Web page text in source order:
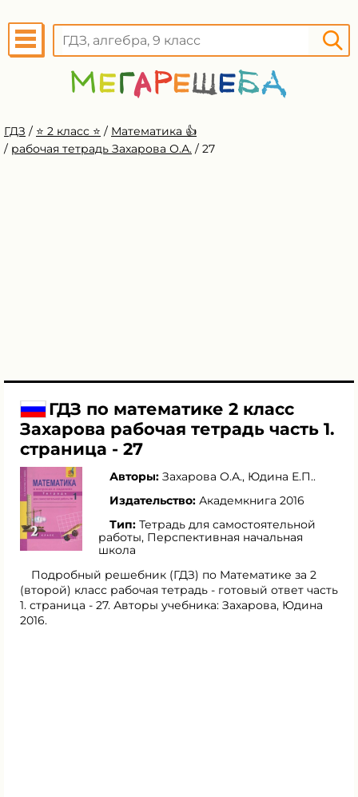
ГДЗ / ⭐️ 2 класс ⭐️ / Математика 👍
/ рабочая тетрадь Захарова О.А. / 27
ГДЗ по математике 2 класс
Захарова рабочая тетрадь часть 1.
страница - 27
Авторы: Захарова О.А., Юдина Е.П..
Издательство: Академкнига 2016
Тип: Тетрадь для самостоятельной
работы, Перспективная начальная
школа
Подробный решебник (ГДЗ) по Математике за 2
(второй) класс рабочая тетрадь - готовый ответ часть
1. страница - 27. Авторы учебника: Захарова, Юдина
2016.